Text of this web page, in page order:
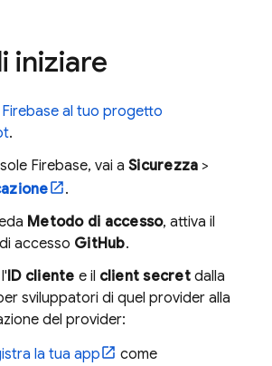
iniziare
al tuo progetto
.
Firebase, vai a Sicurezza >
.
Metodo di accesso, attiva il
accesso GitHub.
ID cliente e il client secretdalla
sviluppatori di quel provider alla
del provider:
la tua app
come